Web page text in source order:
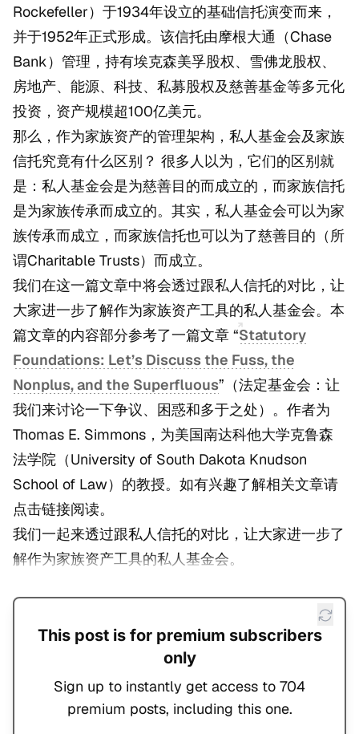
Rockefeller）于1934年设立的基础信托演变而来，
并于1952年正式形成。该信托由摩根大通（Chase
Bank）管理，持有埃克森美孚股权、雪佛龙股权、
房地产、能源、科技、私募股权及慈善基金等多元化
投资，资产规模超100亿美元。
那么，作为家族资产的管理架构，私人基金会及家族
信托究竟有什么区别？ 很多人以为，它们的区别就
是：私人基金会是为慈善目的而成立的，而家族信托
是为家族传承而成立的。其实，私人基金会可以为家
族传承而成立，而家族信托也可以为了慈善目的（所
谓Charitable Trusts）而成立。
我们在这一篇文章中将会透过跟私人信托的对比，让
大家进一步了解作为家族资产工具的私人基金会。本
篇文章的内容部分参考了一篇文章 “Statutory
Foundations: Let’s Discuss the Fuss, the
Nonplus, and the Superfluous”（法定基金会：让
我们来讨论一下争议、困惑和多于之处）。作者为
Thomas E. Simmons，为美国南达科他大学克鲁森
法学院（University of South Dakota Knudson
School of Law）的教授。如有兴趣了解相关文章请
点击链接阅读。
我们一起来透过跟私人信托的对比，让大家进一步了
解作为家族资产工具的私人基金会。
This post is for premium subscribers
only
Sign up to instantly get access to 704
premium posts, including this one.